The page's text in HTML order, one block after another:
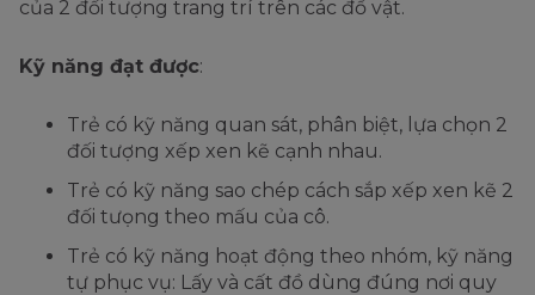
của 2 đối tượng trang trí trên các đồ vật.
Kỹ năng đạt được:
Trẻ có kỹ năng quan sát, phân biệt, lựa chọn 2
đối tượng xếp xen kẽ cạnh nhau.
Trẻ có kỹ năng sao chép cách sắp xếp xen kẽ 2
đối tưọng theo mấu của cô.
Trẻ có kỹ năng hoạt động theo nhóm, kỹ năng
tự phục vụ: Lấy và cất đồ dùng đúng nơi quy